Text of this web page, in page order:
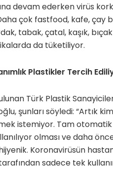
devam ederken virüs
çok fastfood, kafe, çay
tabak, çatal, kaşık,
da tüketiliyor.
Plastikler Tercih
Türk Plastik
şunları söyledi: “Artık
istemiyor. Tam
olması ve daha
Koronavirüsün
sadece tek